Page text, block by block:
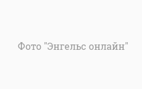
Фото "Энгельс онлайн"